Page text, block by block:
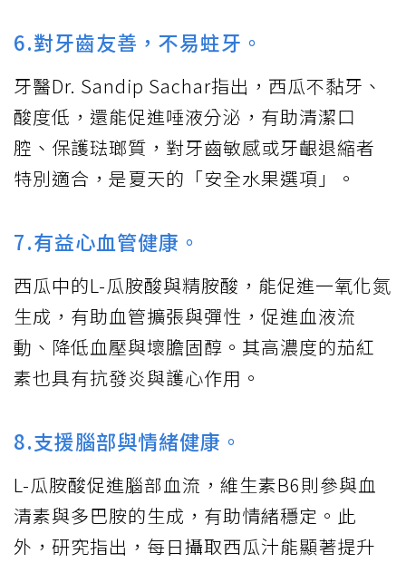
6.對牙齒友善，不易蛀牙。
牙醫Dr. Sandip Sachar指出，西瓜不黏牙、
酸度低，還能促進唾液分泌，有助清潔口
腔、保護琺瑯質，對牙齒敏感或牙齦退縮者
特別適合，是夏天的「安全水果選項」。
7.有益心血管健康。
西瓜中的L-瓜胺酸與精胺酸，能促進一氧化氮
生成，有助血管擴張與彈性，促進血液流
動、降低血壓與壞膽固醇。其高濃度的茄紅
素也具有抗發炎與護心作用。
8.支援腦部與情緒健康。
L-瓜胺酸促進腦部血流，維生素B6則參與血
清素與多巴胺的生成，有助情緒穩定。此
外，研究指出，每日攝取西瓜汁能顯著提升